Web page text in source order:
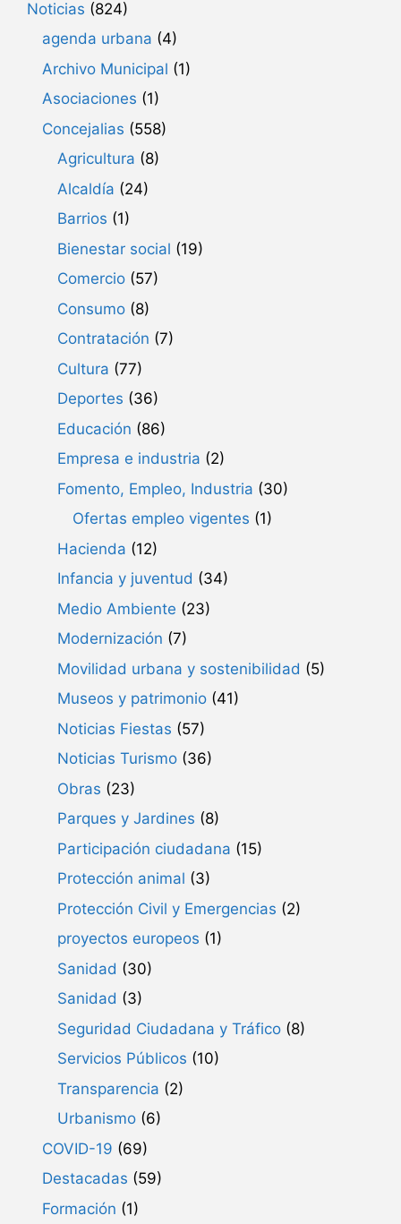
Noticias (824)
agenda urbana (4)
Archivo Municipal (1)
Asociaciones (1)
Concejalias (558)
Agricultura (8)
Alcaldía (24)
Barrios (1)
Bienestar social (19)
Comercio (57)
Consumo (8)
Contratación (7)
Cultura (77)
Deportes (36)
Educación (86)
Empresa e industria (2)
Fomento, Empleo, Industria (30)
Ofertas empleo vigentes (1)
Hacienda (12)
Infancia y juventud (34)
Medio Ambiente (23)
Modernización (7)
Movilidad urbana y sostenibilidad (5)
Museos y patrimonio (41)
Noticias Fiestas (57)
Noticias Turismo (36)
Obras (23)
Parques y Jardines (8)
Participación ciudadana (15)
Protección animal (3)
Protección Civil y Emergencias (2)
proyectos europeos (1)
Sanidad (30)
Sanidad (3)
Seguridad Ciudadana y Tráfico (8)
Servicios Públicos (10)
Transparencia (2)
Urbanismo (6)
COVID-19 (69)
Destacadas (59)
Formación (1)